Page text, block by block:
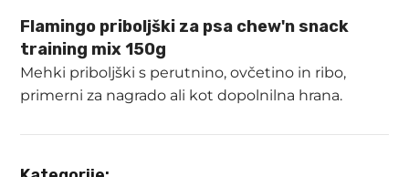
Flamingo priboljški za psa chew'n snack
training mix 150g
Mehki priboljški s perutnino, ovčetino in ribo,
primerni za nagrado ali kot dopolnilna hrana.